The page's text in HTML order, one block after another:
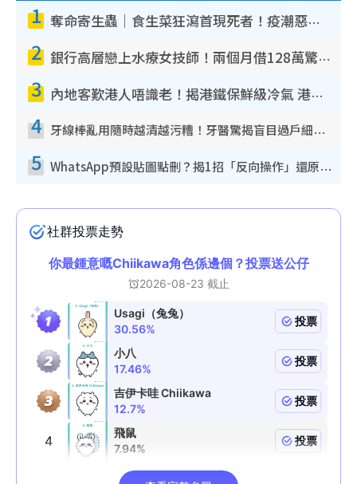
1 奪命寄生蟲｜食生菜狂瀉首現死者！疫潮惡化錄1.8萬宗病例 揭洗菜3大謬誤
2 銀行高層戀上水療女技師！兩個月借128萬驚覺「沉船」沉落火海 揭背後疑似邪教操控賣淫
3 內地客歎港人唔識老！揭港鐵保鮮級冷氣 港人求放過：咪投訴
4 牙線棒亂用隨時越清越污糟！牙醫驚揭盲目過戶細菌恐致蛀牙：呢種先係日常真保養
5 WhatsApp預設貼圖點刪？揭1招「反向操作」還原簡潔介面 附3步實測教學